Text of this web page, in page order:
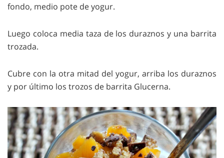
fondo, medio pote de yogur.
Luego coloca media taza de los duraznos y una barrita
trozada.
Cubre con la otra mitad del yogur, arriba los duraznos
y por último los trozos de barrita Glucerna.